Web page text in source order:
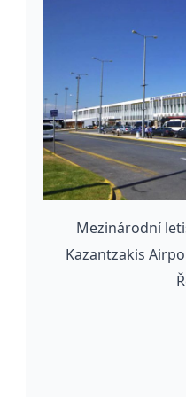
Mezinárodní
Kazantzakis